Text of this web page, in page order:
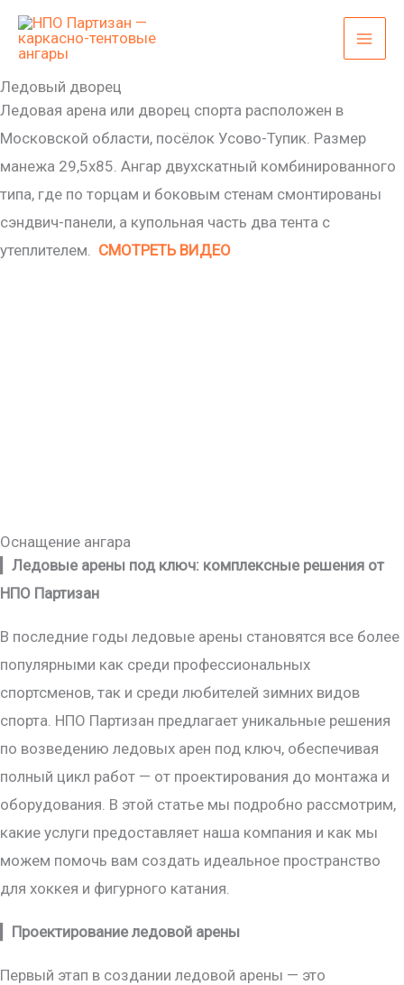
Перейти
Ледовый дворец
Ледовая арена или дворец спорта расположен в
Московской области, посёлок Усово-Тупик. Размер
манежа 29,5х85. Ангар двухскатный комбинированного
типа, где по торцам и боковым стенам смонтированы
сэндвич-панели, а купольная часть два тента с
утеплителем. СМОТРЕТЬ ВИДЕО
Оснащение ангара
Ледовые арены под ключ: комплексные решения от
НПО Партизан
В последние годы ледовые арены становятся все более
популярными как среди профессиональных
спортсменов, так и среди любителей зимних видов
спорта. НПО Партизан предлагает уникальные решения
по возведению ледовых арен под ключ, обеспечивая
полный цикл работ — от проектирования до монтажа и
оборудования. В этой статье мы подробно рассмотрим,
какие услуги предоставляет наша компания и как мы
можем помочь вам создать идеальное пространство
для хоккея и фигурного катания.
Проектирование ледовой арены
Первый этап в создании ледовой арены — это